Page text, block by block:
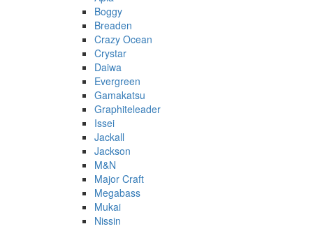
Boggy
Breaden
Crazy Ocean
Crystar
Daiwa
Evergreen
Gamakatsu
Graphiteleader
Issei
Jackall
Jackson
M&N
Major Craft
Megabass
Mukai
Nissin